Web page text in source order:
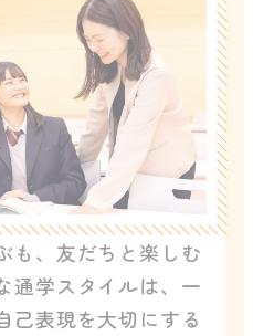
も、友だちと楽しむ
通学スタイルは、一
己表現を大切にする